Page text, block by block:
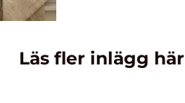
Läs fler inlägg här